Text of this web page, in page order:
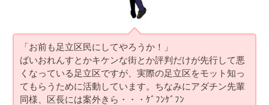
「お前も足立区民にしてやろうか！」
ばいおれんすとかキケンな街とか評判だけが先行して悪
くなっている足立区ですが、実際の足立区をモット知っ
てもらうために活動しています。ちなみにアダチン先輩
同様、区長には案外きら・・・ｹﾞﾌﾝｹﾞﾌﾝ